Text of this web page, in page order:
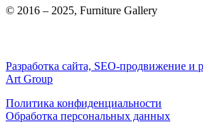
© 2016 – 2025, Furniture Gallery
Разработка сайта, SEO-продвижение и
Art Group
Политика конфиденциальности
Обработка персональных данных